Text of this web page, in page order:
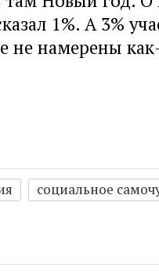
1%. А 3%
не намерены
социальное